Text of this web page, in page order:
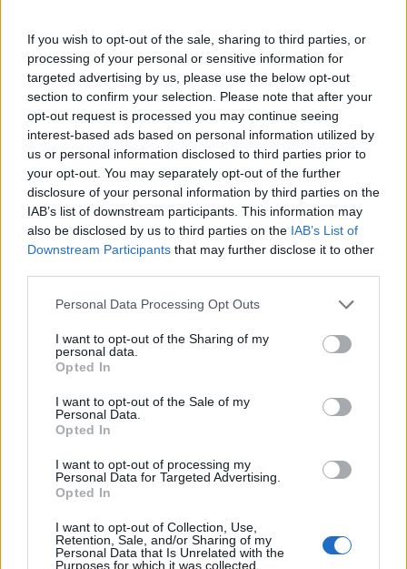
If you wish to opt-out of the sale, sharing to third parties, or
processing of your personal or sensitive information for
targeted advertising by us, please use the below opt-out
section to confirm your selection. Please note that after your
opt-out request is processed you may continue seeing
interest-based ads based on personal information utilized by
us or personal information disclosed to third parties prior to
your opt-out. You may separately opt-out of the further
disclosure of your personal information by third parties on the
IAB’s list of downstream participants. This information may
also be disclosed by us to third parties on the IAB’s List of
Downstream Participants that may further disclose it to other
Please note that this website/app uses one or more Google
not limited to your visit or usage behaviour. You may click to
grant or deny consent to Google and its third-party tags to
use your data for below specified purposes in below Google
consent section.
Personal Data Processing Opt Outs
I want to opt-out of the Sharing of my
personal data.
Opted In
I want to opt-out of the Sale of my
Personal Data.
Opted In
I want to opt-out of processing my
Personal Data for Targeted Advertising.
Opted In
I want to opt-out of Collection, Use,
Retention, Sale, and/or Sharing of my
Personal Data that Is Unrelated with the
Purposes for which it was collected.
ce
b
o
o
k
it
te
r
te
re
st
at
s
A
p
p
a
re
Articolo precedente
Prossimo articolo
NOTIZIE RECENTI
Migliori agenzie per l’Attestazione SOA in Italia:
lista delle 4 realtà più efficienti nella g…
La Maddalena, festa per i 30 anni del Diving
center di Tegge
Esce di strada con l’auto ad Arzachena: ferito il
Turiste si perdono a Tavolara: salvate dai vigili
del fuoco